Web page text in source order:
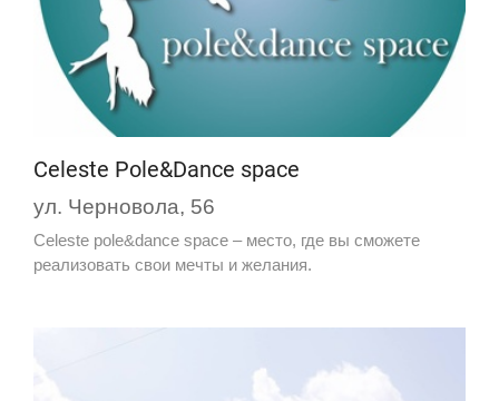
Celeste Pole&Dance space
ул. Черновола, 56
Celeste pole&dance space – место, где вы сможете
реализовать свои мечты и желания.